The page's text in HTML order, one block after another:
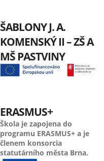
ŠABLONY J. A.
KOMENSKÝ II – ZŠ A
MŠ PASTVINY
ERASMUS+
Škola je zapojena do
programu ERASMUS+ a je
členem konsorcia
statutárního města Brna.